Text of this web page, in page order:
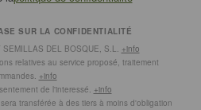
SUR LA CONFIDENTIALITÉ
SEMILLAS DEL BOSQUE, S.L. +info
relatives au service proposé, traitement
+info
de l'interessé. +info
transférée à des tiers à moins d'obligation